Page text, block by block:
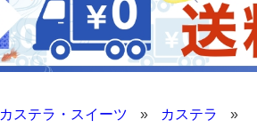
カステラ・スイーツ » カステラ »